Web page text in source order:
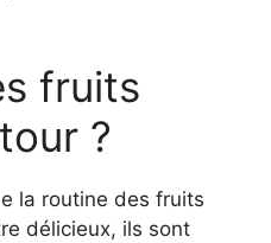
fruits
?
la routine des fruits
délicieux, ils sont